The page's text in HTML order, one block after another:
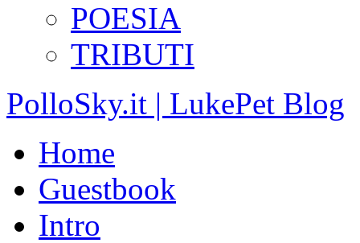
POESIA
TRIBUTI
PolloSky.it | LukePet Blog
Home
Guestbook
Intro